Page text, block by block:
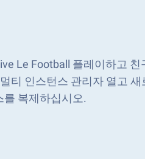
Le Football 플레이하고
티 인스턴스 관리자 열고
를 복제하십시오.